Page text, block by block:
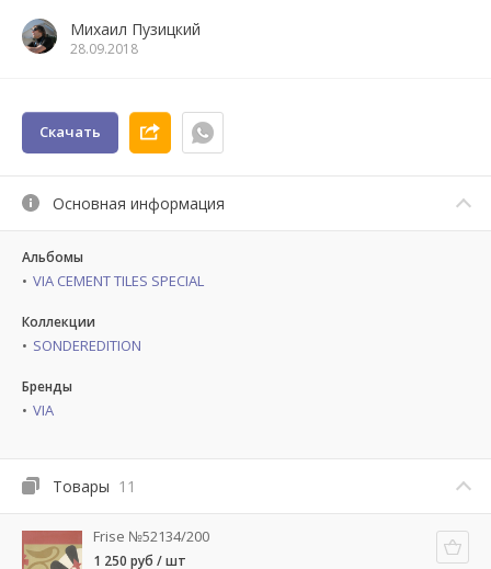
Михаил Пузицкий
28.09.2018
Скачать
Основная информация
Альбомы
VIA CEMENT TILES SPECIAL
Коллекции
SONDEREDITION
Бренды
VIA
Товары 11
Frise №52134/200
1 250 руб / шт